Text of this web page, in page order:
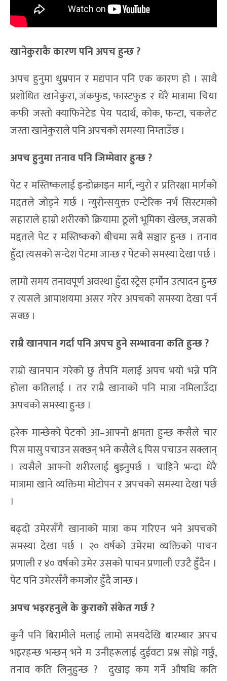
खानेकुराकै कारण पनि अपच हुन्छ ?
अपच हुनुमा धुम्रपान र मद्यपान पनि एक कारण हो । साथै
प्रशोधित खानेकुरा, जंकफुड, फास्टफुड र धेरै मात्रामा चिया
कफी जस्तो क्याफिनेटेड पेय पदार्थ, कोक, फन्टा, चकलेट
जस्ता खानेकुराले पनि अपचको समस्या निम्ताउँछ ।
अपच हुनुमा तनाव पनि जिम्मेवार हुन्छ ?
पेट र मस्तिष्कलाई इन्डोक्राइन मार्ग, न्युरो र प्रतिरक्षा मार्गको
मद्दतले जोड्ने गर्छ । न्युरोन्सयुक्त एन्टेरिक नर्भ सिस्टमको
सहाराले हाम्रो शरीरको क्रियामा ठूलो भूमिका खेल्छ, जसको
मद्दतले पेट र मस्तिष्कको बीचमा सबै सञ्चार हुन्छ । तनाव
हुँदा त्यसको सन्देश पेटमा जान्छ र पेटको समस्या देखा पर्छ ।
लामो समय तनावपूर्ण अवस्था हुँदा स्ट्रेस हर्मोन उत्पादन हुन्छ
र त्यसले आमाशयमा असर गरेर अपचको समस्या देखा पर्न
सक्छ ।
राम्रै खानपान गर्दा पनि अपच हुने सम्भावना कति हुन्छ ?
राम्रो खानपान गरेको छु तैपनि मलाई अपच भयो भन्ने पनि
होला कतिलाई । तर राम्रै खानाको पनि मात्रा नमिलाउँदा
अपचको समस्या हुन्छ ।
हरेक मान्छेको पेटको आ–आफ्नो क्षमता हुन्छ कसैले चार
पिस मासु पचाउन सक्छन् भने कसैले ६ पिस पचाउन सक्लान्
। त्यसैले आफ्नो शरीरलाई बुझ्नुपर्छ । चाहिने भन्दा धेरै
मात्रामा खाने व्यक्तिमा मोटोपन र अपचको समस्या देखा पर्छ
।
बढ्दो उमेरसँगै खानाको मात्रा कम गरिएन भने अपचको
समस्या देखा पर्छ । २० वर्षको उमेरमा व्यक्तिको पाचन
प्रणाली र ४० वर्षको उमेर उसको पाचन प्रणाली एउटै हुँदैन ।
पेट पनि उमेरसँगै कमजोर हुँदै जान्छ ।
अपच भइरहनुले के कुराको संकेतगर्छ ?
कुनै पनि बिरामीले मलाई लामो समयदेखि बारम्बार अपच
भइरहन्छ भन्छन् भने म उनीहरूलाई दुईवटा प्रश्न सोध्ने गर्छु,
तनाव कति लिनुहुन्छ ? दुखाइ कम गर्ने औषधि कति